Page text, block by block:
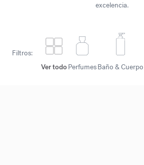
excelencia.
Filtros:
Ver todoPerfumesBaño & Cuerpo